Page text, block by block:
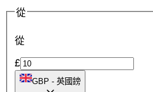
從
從
£
GBP - 英國鎊